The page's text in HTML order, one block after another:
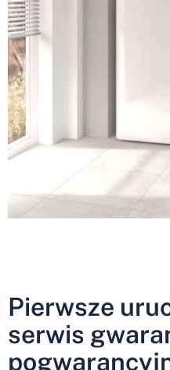
Pierwsze
serwis